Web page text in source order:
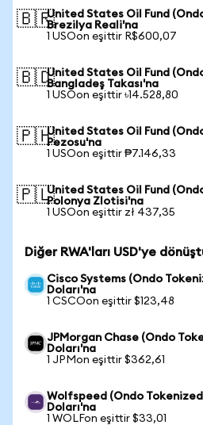
🇧🇷United States Oil Fund
Brezilya Reali'na
1 USOon eşittir R$600,07
🇧🇩United States Oil Fund
Bangladeş Takası'na
1 USOon eşittir ৳14.528,80
🇵🇭United States Oil Fund
Pezosu'na
1 USOon eşittir ₱7.146,33
🇵🇱United States Oil Fund
Polonya Zlotisi'na
1 USOon eşittir zł 437,35
Diğer RWA'ları USD'ye
Cisco Systems (Ondo
Doları'na
1 CSCOon eşittir $123,48
JPMorgan Chase (Ondo
Doları'na
1 JPMon eşittir $362,61
Wolfspeed (Ondo
Doları'na
1 WOLFon eşittir $33,01